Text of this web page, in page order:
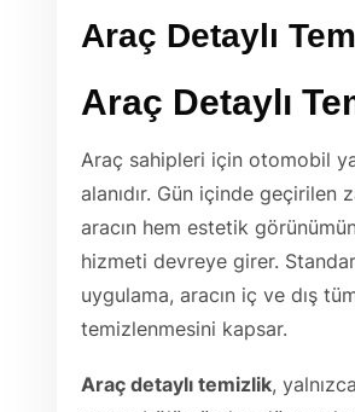
Araç Detaylı
Araç Detaylı
Araç sahipleri için otomobil
alanıdır. Gün içinde geçirilen
aracın hem estetik
hizmeti devreye girer.
uygulama, aracın iç ve dış
temizlenmesini kapsar.
Araç detaylı temizlik,